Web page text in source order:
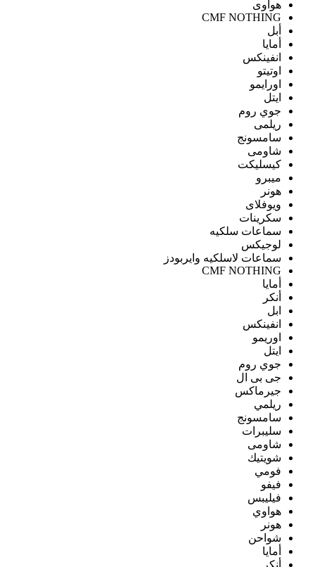
هواوى
CMF NOTHING
أبل
أمايا
انفينكس
اوتيتو
اورايمو
ايتل
جوي روم
ريلمى
سامسونج
شاومى
كيسليكت
ميبرو
هونر
ويوفلاى
سكرينات
سماعات سلكيه
لوجيكس
سماعات لاسلكيه وايربودز
CMF NOTHING
أمايا
أنكر
ابل
انفينكس
اوريمو
ايتل
جوي روم
جى بى ال
جيرماكس
ريلمي
سامسونج
سليبرات
شاومى
شويتيك
فومي
فيفو
فيليبس
هواوي
هونر
شواحن
أمايا